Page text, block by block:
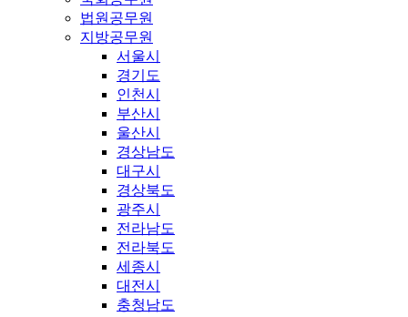
법원공무원
지방공무원
서울시
경기도
인천시
부산시
울산시
경상남도
대구시
경상북도
광주시
전라남도
전라북도
세종시
대전시
충청남도